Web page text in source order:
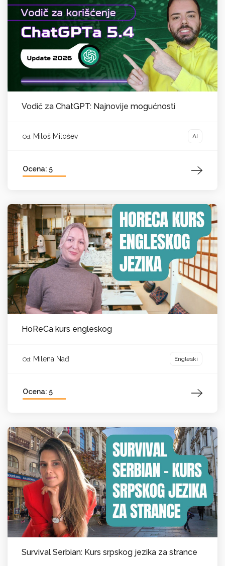
Vodič za ChatGPT: Najnovije mogućnosti
Od: Miloš Milošev AI
Ocena: 5
HoReCa kurs engleskog
Od: Milena Nađ Engleski
Ocena: 5
Survival Serbian: Kurs srpskog jezika za strance